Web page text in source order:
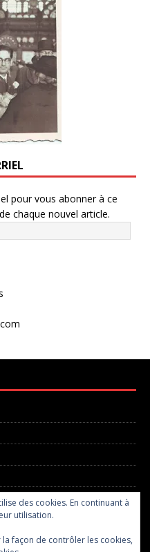
pour vous abonner à ce
chaque nouvel article.
des cookies. En continuant à
utilisation.
façon de contrôler les cookies,